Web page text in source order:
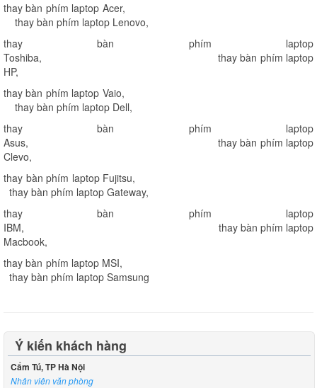
thay bàn phím laptop Acer,
thay bàn phím laptop Lenovo,
thay bàn phím laptop
Toshiba,
thay bàn phím laptop
HP,
thay bàn phím laptop Vaio,
thay bàn phím laptop Dell,
thay bàn phím laptop
Asus,
thay bàn phím laptop
Clevo,
thay bàn phím laptop Fujitsu,
thay bàn phím laptop Gateway,
thay bàn phím laptop
IBM, thay bàn phím laptop
Macbook,
thay bàn phím laptop MSI,
thay bàn phím laptop Samsung
Ý kiến khách hàng
Cẩm Tú, TP Hà Nội
Nhân viên văn phòng